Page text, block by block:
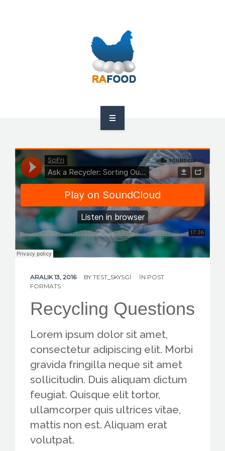
ABOUT US
PRODUCTS
GDPR
CONTACT US
ARALIK 13, 2016 BY TEST_SKYSGI IN POST
FORMATS
Recycling Questions
Lorem ipsum dolor sit amet,
consectetur adipiscing elit. Morbi
gravida fringilla neque sit amet
sollicitudin. Duis aliquam dictum
feugiat. Quisque elit tortor,
ullamcorper quis ultrices vitae,
mattis non est. Aliquam erat
volutpat.